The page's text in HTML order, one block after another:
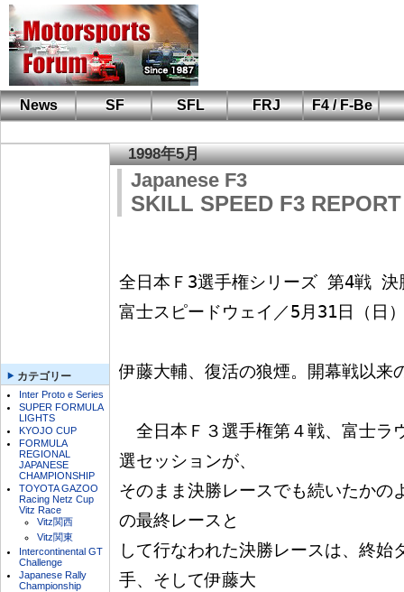
News SF SFL FRJ
F4 / F-Be
カテゴリー
Inter Proto e Series
SUPER FORMULA
LIGHTS
KYOJO CUP
FORMULA
REGIONAL
JAPANESE
CHAMPIONSHIP
TOYOTA GAZOO
Racing Netz Cup
Vitz Race
Vitz関西
Vitz関東
Intercontinental GT
Challenge
Japanese Rally
Championship
1998年5月
Japanese F3
SKILL SPEED F3
全日本Ｆ3選手権シリーズ 第4戦 決
富士スピードウェイ／5月31日（日
伊藤大輔、復活の狼煙。開幕戦以来
全日本Ｆ３選手権第４戦、富士ラ
選セッションが、
そのまま決勝レースでも続いたかの
の最終レースと
して行なわれた決勝レースは、終始
手、そして伊藤大